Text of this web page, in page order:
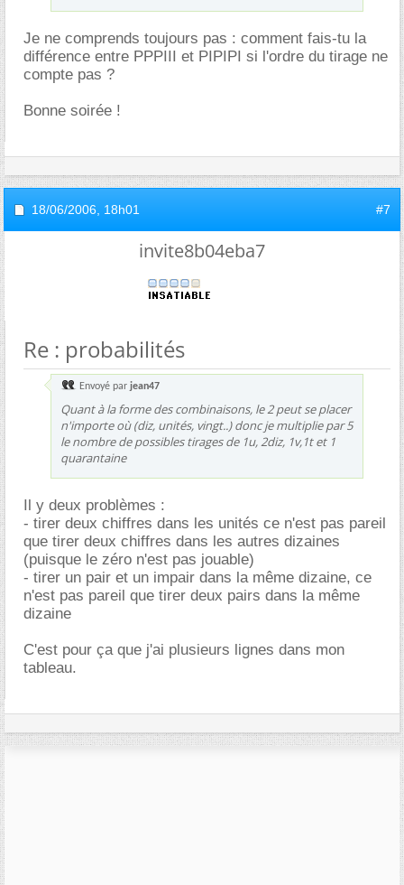
Je ne comprends toujours pas : comment fais-tu la
différence entre PPPIII et PIPIPI si l'ordre du tirage ne
compte pas ?
Bonne soirée !
18/06/2006, 18h01 #7
invite8b04eba7
Re : probabilités
Envoyé par jean47
Quant à la forme des combinaisons, le 2 peut se placer
n'importe où (diz, unités, vingt..) donc je multiplie par 5
le nombre de possibles tirages de 1u, 2diz, 1v,1t et 1
quarantaine
Il y deux problèmes :
- tirer deux chiffres dans les unités ce n'est pas pareil
que tirer deux chiffres dans les autres dizaines
(puisque le zéro n'est pas jouable)
- tirer un pair et un impair dans la même dizaine, ce
n'est pas pareil que tirer deux pairs dans la même
dizaine
C'est pour ça que j'ai plusieurs lignes dans mon
tableau.